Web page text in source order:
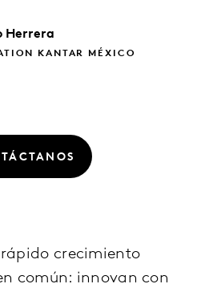
Herrera
KANTAR MÉXICO
crecimiento
común: innovan con